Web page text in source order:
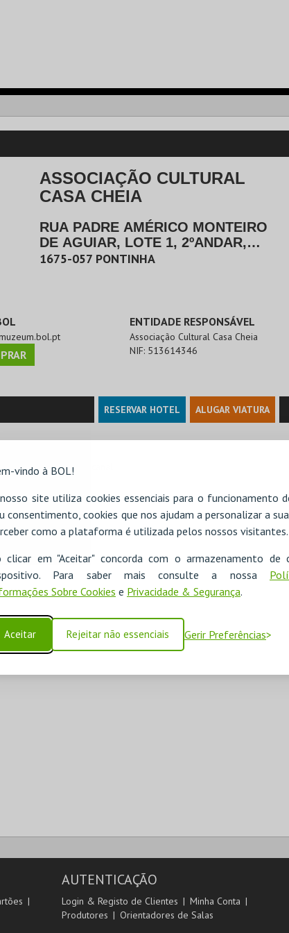
vindo à BOL!
site utiliza cookies essenciais para o funcionamento
consentimento, cookies que nos ajudam a personalizar a
como a plataforma é utilizada pelos nossos visitantes.
clicar em "Aceitar" concorda com o armazenamento de
Para saber mais consulte a nossa
Sobre Cookies e Privacidade & Segurança.
Aceitar Rejeitar não essenciais Gerir Preferências
ASSOCIAÇÃO CULTURAL
CASA CHEIA
RUA PADRE AMÉRICO MONTEIRO
DE AGUIAR, LOTE 1, 2ºANDAR,
EDIFÍCIO MUNDICANAL
1675-057 PONTINHA
ENTIDADE RESPONSÁVEL
Associação Cultural Casa Cheia
NIF: 513614346
RESERVAR HOTEL ALUGAR VIATURA
edifício Mundicanal
AUTENTICAÇÃO
Login & Registo de Clientes
Minha Conta
Produtores
Orientadores de Salas